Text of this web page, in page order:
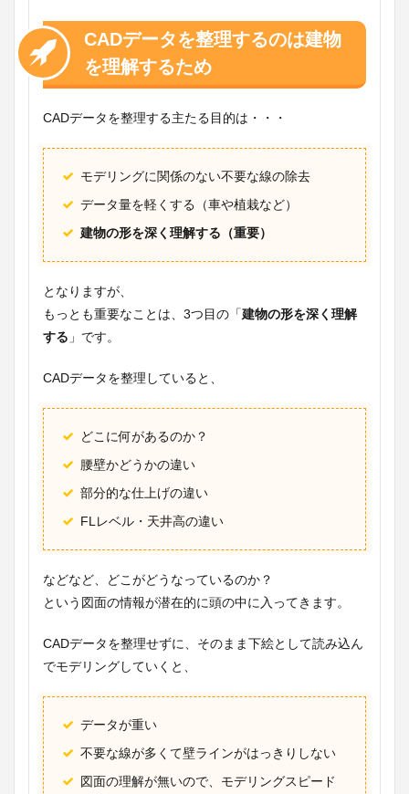
CADデータを整理するのは建物
を理解するため
CADデータを整理する主たる目的は・・・
モデリングに関係のない不要な線の除去
データ量を軽くする（車や植栽など）
建物の形を深く理解する（重要）
となりますが、
もっとも重要なことは、3つ目の「建物の形を深く理解
する 」です。
CADデータを整理していると、
どこに何があるのか？
腰壁かどうかの違い
部分的な仕上げの違い
FLレベル・天井高の違い
などなど、どこがどうなっているのか？
という図面の情報が潜在的に頭の中に入ってきます。
CADデータを整理せずに、そのまま下絵として読み込ん
でモデリングしていくと、
データが重い
不要な線が多くて壁ラインがはっきりしない
図面の理解が無いので、モデリングスピード